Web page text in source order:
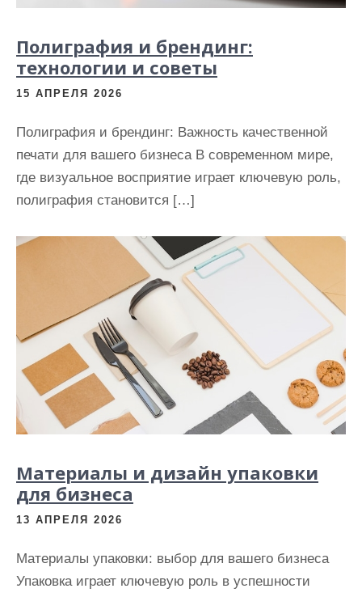
Полиграфия и брендинг:
технологии и советы
15 АПРЕЛЯ 2026
Полиграфия и брендинг: Важность качественной
печати для вашего бизнеса В современном мире,
где визуальное восприятие играет ключевую роль,
полиграфия становится […]
Материалы и дизайн упаковки
для бизнеса
13 АПРЕЛЯ 2026
Материалы упаковки: выбор для вашего бизнеса
Упаковка играет ключевую роль в успешности